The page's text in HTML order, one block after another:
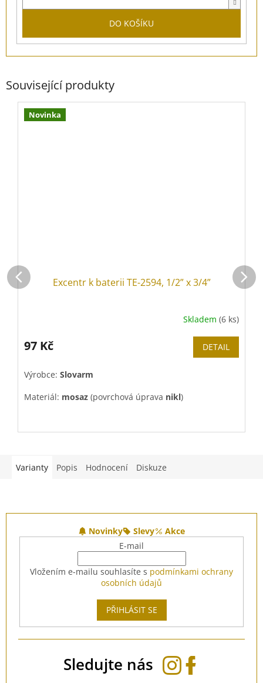
DO KOŠÍKU
Související produkty
Novinka
Excentr k baterii TE-2594, 1/2” x 3/4”
Skladem (6 ks)
97 Kč DETAIL
Výrobce: Slovarm
Materiál: mosaz (povrchová úprava nikl)
Varianty Popis Hodnocení Diskuze
Novinky Slevy
Akce
E-mail
Vložením e-mailu souhlasíte s podmínkami ochrany
osobních údajů
PŘIHLÁSIT SE
Sledujte nás